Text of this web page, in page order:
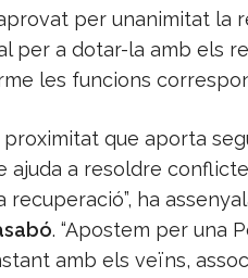
per unanimitat la
per a dotar-la amb els
les funcions
proximitat que aporta
ajuda a resoldre
ha
. “Apostem per una
amb els veïns,